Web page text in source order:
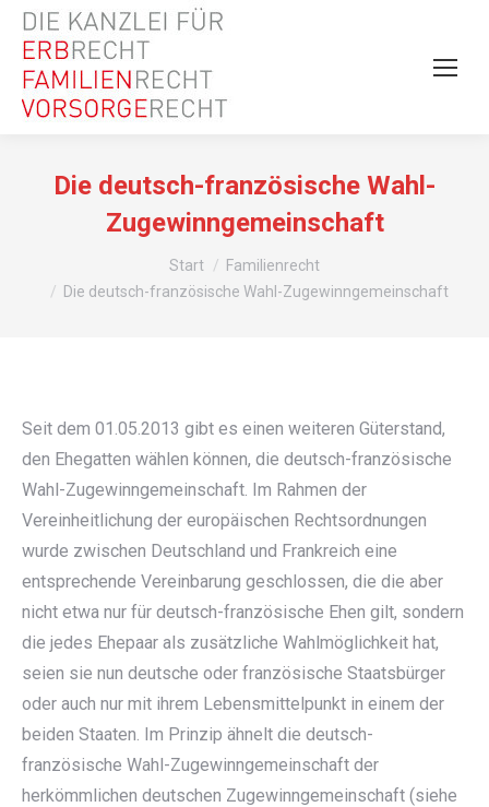
Die deutsch-französische Wahl-
Zugewinngemeinschaft
Sie befinden sich hier:Start
Familienrecht
Die deutsch-französische Wahl-Zugewinngemeinschaft
Seit dem 01.05.2013 gibt es einen weiteren Güterstand,
den Ehegatten wählen können, die deutsch-französische
Wahl-Zugewinngemeinschaft. Im Rahmen der
Vereinheitlichung der europäischen Rechtsordnungen
wurde zwischen Deutschland und Frankreich eine
entsprechende Vereinbarung geschlossen, die die aber
nicht etwa nur für deutsch-französische Ehen gilt, sondern
die jedes Ehepaar als zusätzliche Wahlmöglichkeit hat,
seien sie nun deutsche oder französische Staatsbürger
oder auch nur mit ihrem Lebensmittelpunkt in einem der
beiden Staaten. Im Prinzip ähnelt die deutsch-
französische Wahl-Zugewinngemeinschaft der
herkömmlichen deutschen Zugewinngemeinschaft (siehe